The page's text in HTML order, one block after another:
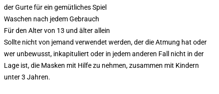
der Gurte für ein gemütliches Spiel
Waschen nach jedem Gebrauch
Für den Alter von 13 und älter allein
Sollte nicht von jemand verwendet werden, der die Atmung hat oder
wer unbewusst, inkapituliert oder in jedem anderen Fall nicht in der
Lage ist, die Masken mit Hilfe zu nehmen, zusammen mit Kindern
unter 3 Jahren.